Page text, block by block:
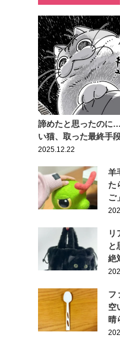
諦めたと思ったのに
い猫、取った最終手
2025.12.22
羊
た
ご
と
絶
フ
空
晴